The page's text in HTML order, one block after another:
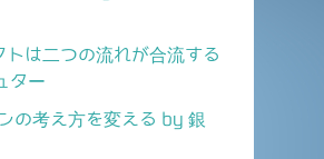
は二つの流れが合流する
ター
の考え方を変える by 銀